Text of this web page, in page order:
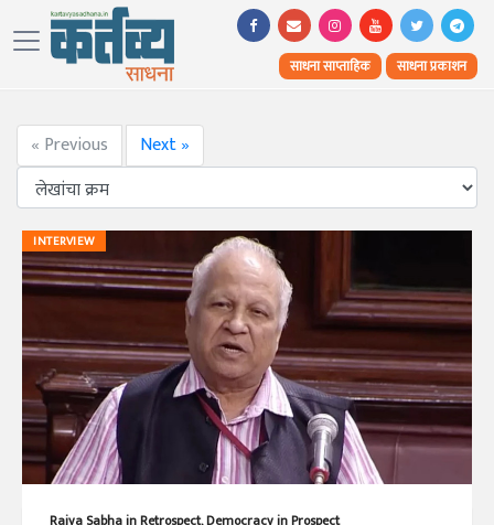
साधना साप्ताहिक साधना प्रकाशन
« Previous Next »
INTERVIEW
Rajya Sabha in Retrospect, Democracy in Prospect